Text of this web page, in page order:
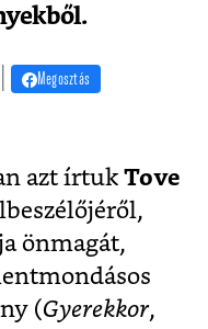
Megosztás
azt írtuk Tove
önmagát,
(Gyerekkor,